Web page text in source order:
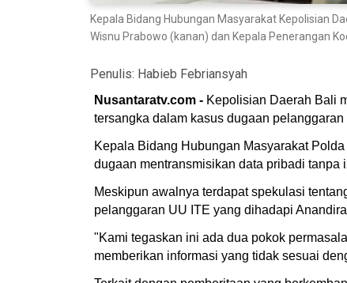
Kepala Bidang Hubungan Masyarakat Kepolisian
Wisnu Prabowo (kanan) dan Kepala Penerangan
Penulis: Habieb Febriansyah
Nusantaratv.com - Kepolisian Daerah Bali
tersangka dalam kasus dugaan
Kepala Bidang Hubungan Masyarakat
dugaan mentransmisikan data pribadi tanpa
Meskipun awalnya terdapat spekulasi
pelanggaran UU ITE yang dihadapi
"Kami tegaskan ini ada dua pokok
memberikan informasi yang tidak sesuai